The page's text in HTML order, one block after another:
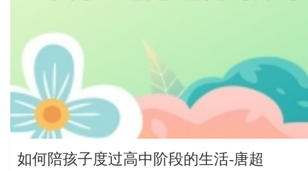
如何陪孩子度过高中阶段的生活-唐超